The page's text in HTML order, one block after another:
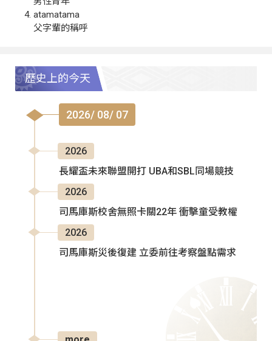
atamatama
父字輩的稱呼
歷史上的今天
2026/ 08/ 07
2026
長耀盃未來聯盟開打 UBA和SBL同場競技
2026
司馬庫斯校舍無照卡關22年 衝擊童受教權
2026
司馬庫斯災後復建 立委前往考察盤點需求